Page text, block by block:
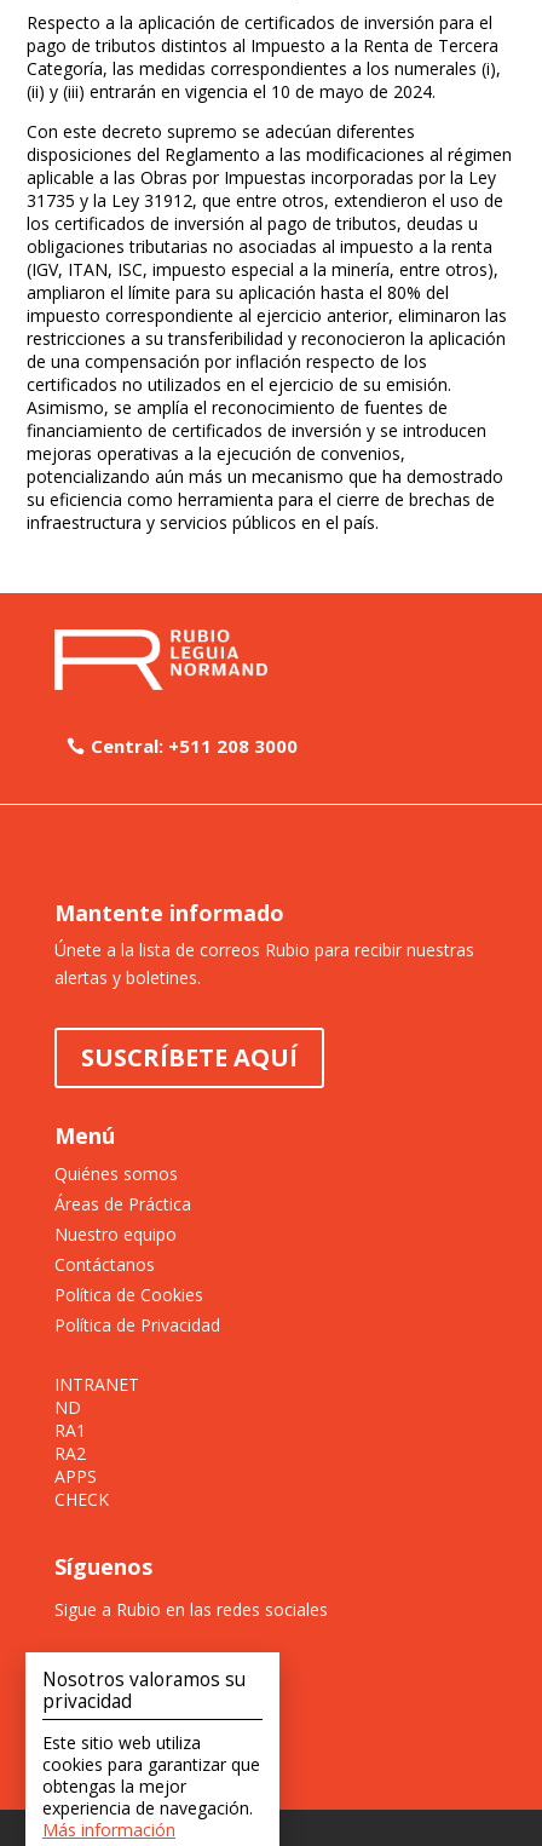
Respecto a la aplicación de certificados de inversión para el
pago de tributos distintos al Impuesto a la Renta de Tercera
Categoría, las medidas correspondientes a los numerales (i),
(ii) y (iii) entrarán en vigencia el 10 de mayo de 2024.
Con este decreto supremo se adecúan diferentes
disposiciones del Reglamento a las modificaciones al régimen
aplicable a las Obras por Impuestas incorporadas por la Ley
31735 y la Ley 31912, que entre otros, extendieron el uso de
los certificados de inversión al pago de tributos, deudas u
obligaciones tributarias no asociadas al impuesto a la renta
(IGV, ITAN, ISC, impuesto especial a la minería, entre otros),
ampliaron el límite para su aplicación hasta el 80% del
impuesto correspondiente al ejercicio anterior, eliminaron las
restricciones a su transferibilidad y reconocieron la aplicación
de una compensación por inflación respecto de los
certificados no utilizados en el ejercicio de su emisión.
Asimismo, se amplía el reconocimiento de fuentes de
financiamiento de certificados de inversión y se introducen
mejoras operativas a la ejecución de convenios,
potencializando aún más un mecanismo que ha demostrado
su eficiencia como herramienta para el cierre de brechas de
infraestructura y servicios públicos en el país.
Central: +511 208 3000
Mantente informado
Únete a la lista de correos Rubio para recibir nuestras
alertas y boletines.
SUSCRÍBETE AQUÍ
Menú
Quiénes somos
Áreas de Práctica
Nuestro equipo
Contáctanos
Política de Cookies
Política de Privacidad
INTRANET
ND
RA1
RA2
APPS
CHECK
Síguenos
Sigue a Rubio en las redes sociales
Nosotros valoramos su
privacidad
Este sitio web utiliza
cookies para garantizar que
obtengas la mejor
experiencia de navegación.
Más información